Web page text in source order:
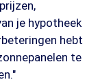
je hypotheek
hebt
te